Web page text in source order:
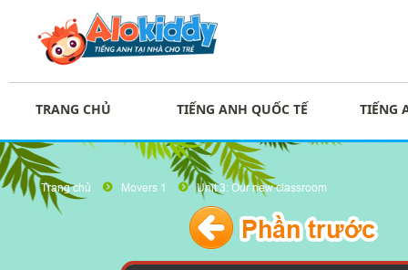
TRANG CHỦ TIẾNG ANH QUỐC TẾ TIẾNG
Trang chủ Movers 1 Unit 3: Our new classroom